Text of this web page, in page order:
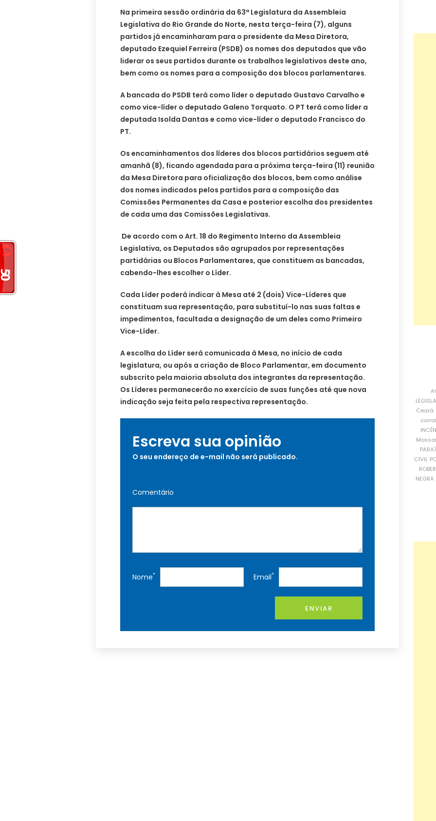
Na primeira sessão ordinária da 63ª Legislatura da Assembleia
Legislativa do Rio Grande do Norte, nesta terça-feira (7), alguns
partidos já encaminharam para o presidente da Mesa Diretora,
deputado Ezequiel Ferreira (PSDB) os nomes dos deputados que vão
liderar os seus partidos durante os trabalhos legislativos deste ano,
bem como os nomes para a composição dos blocos parlamentares.
A bancada do PSDB terá como líder o deputado Gustavo Carvalho e
como vice-líder o deputado Galeno Torquato. O PT terá como líder a
deputada Isolda Dantas e como vice-líder o deputado Francisco do
PT.
Os encaminhamentos dos líderes dos blocos partidários seguem até
amanhã (8), ficando agendada para a próxima terça-feira (11) reunião
da Mesa Diretora para oficialização dos blocos, bem como análise
dos nomes indicados pelos partidos para a composição das
Comissões Permanentes da Casa e posterior escolha dos presidentes
de cada uma das Comissões Legislativas.
De acordo com o Art. 18 do Regimento Interno da Assembleia
Legislativa, os Deputados são agrupados por representações
partidárias ou Blocos Parlamentares, que constituem as bancadas,
cabendo-lhes escolher o Líder.
Cada Líder poderá indicar à Mesa até 2 (dois) Vice-Líderes que
constituam sua representação, para substituí-lo nas suas faltas e
impedimentos, facultada a designação de um deles como Primeiro
Vice-Líder.
A escolha do Líder será comunicada à Mesa, no início de cada
legislatura, ou após a criação de Bloco Parlamentar, em documento
subscrito pela maioria absoluta dos integrantes da representação.
Os Líderes permanecerão no exercício de suas funções até que nova
indicação seja feita pela respectiva representação.
Escreva sua opinião
O seu endereço de e-mail não será publicado.
Comentário
Nome* Email*
ENVIAR
Ceará
CIVIL
NEGRA